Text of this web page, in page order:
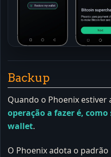
Backup
Quando o Phoenix estiver
operação a fazer é,
wallet.
O Phoenix adota o padrão